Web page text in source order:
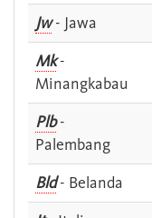
Jw- Jawa
Mk-
Minangkabau
Plb-
Palembang
Bld- Belanda